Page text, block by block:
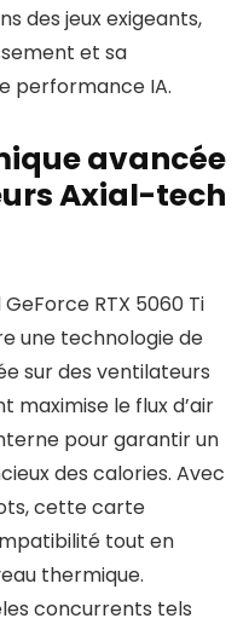
des jeux exigeants,
et sa
performance IA.
avancée
Axial-tech
RTX 5060 Ti
une technologie de
sur des ventilateurs
maximise le flux d’air
pour garantir un
des calories. Avec
cette carte
tout en
thermique.
concurrents tels